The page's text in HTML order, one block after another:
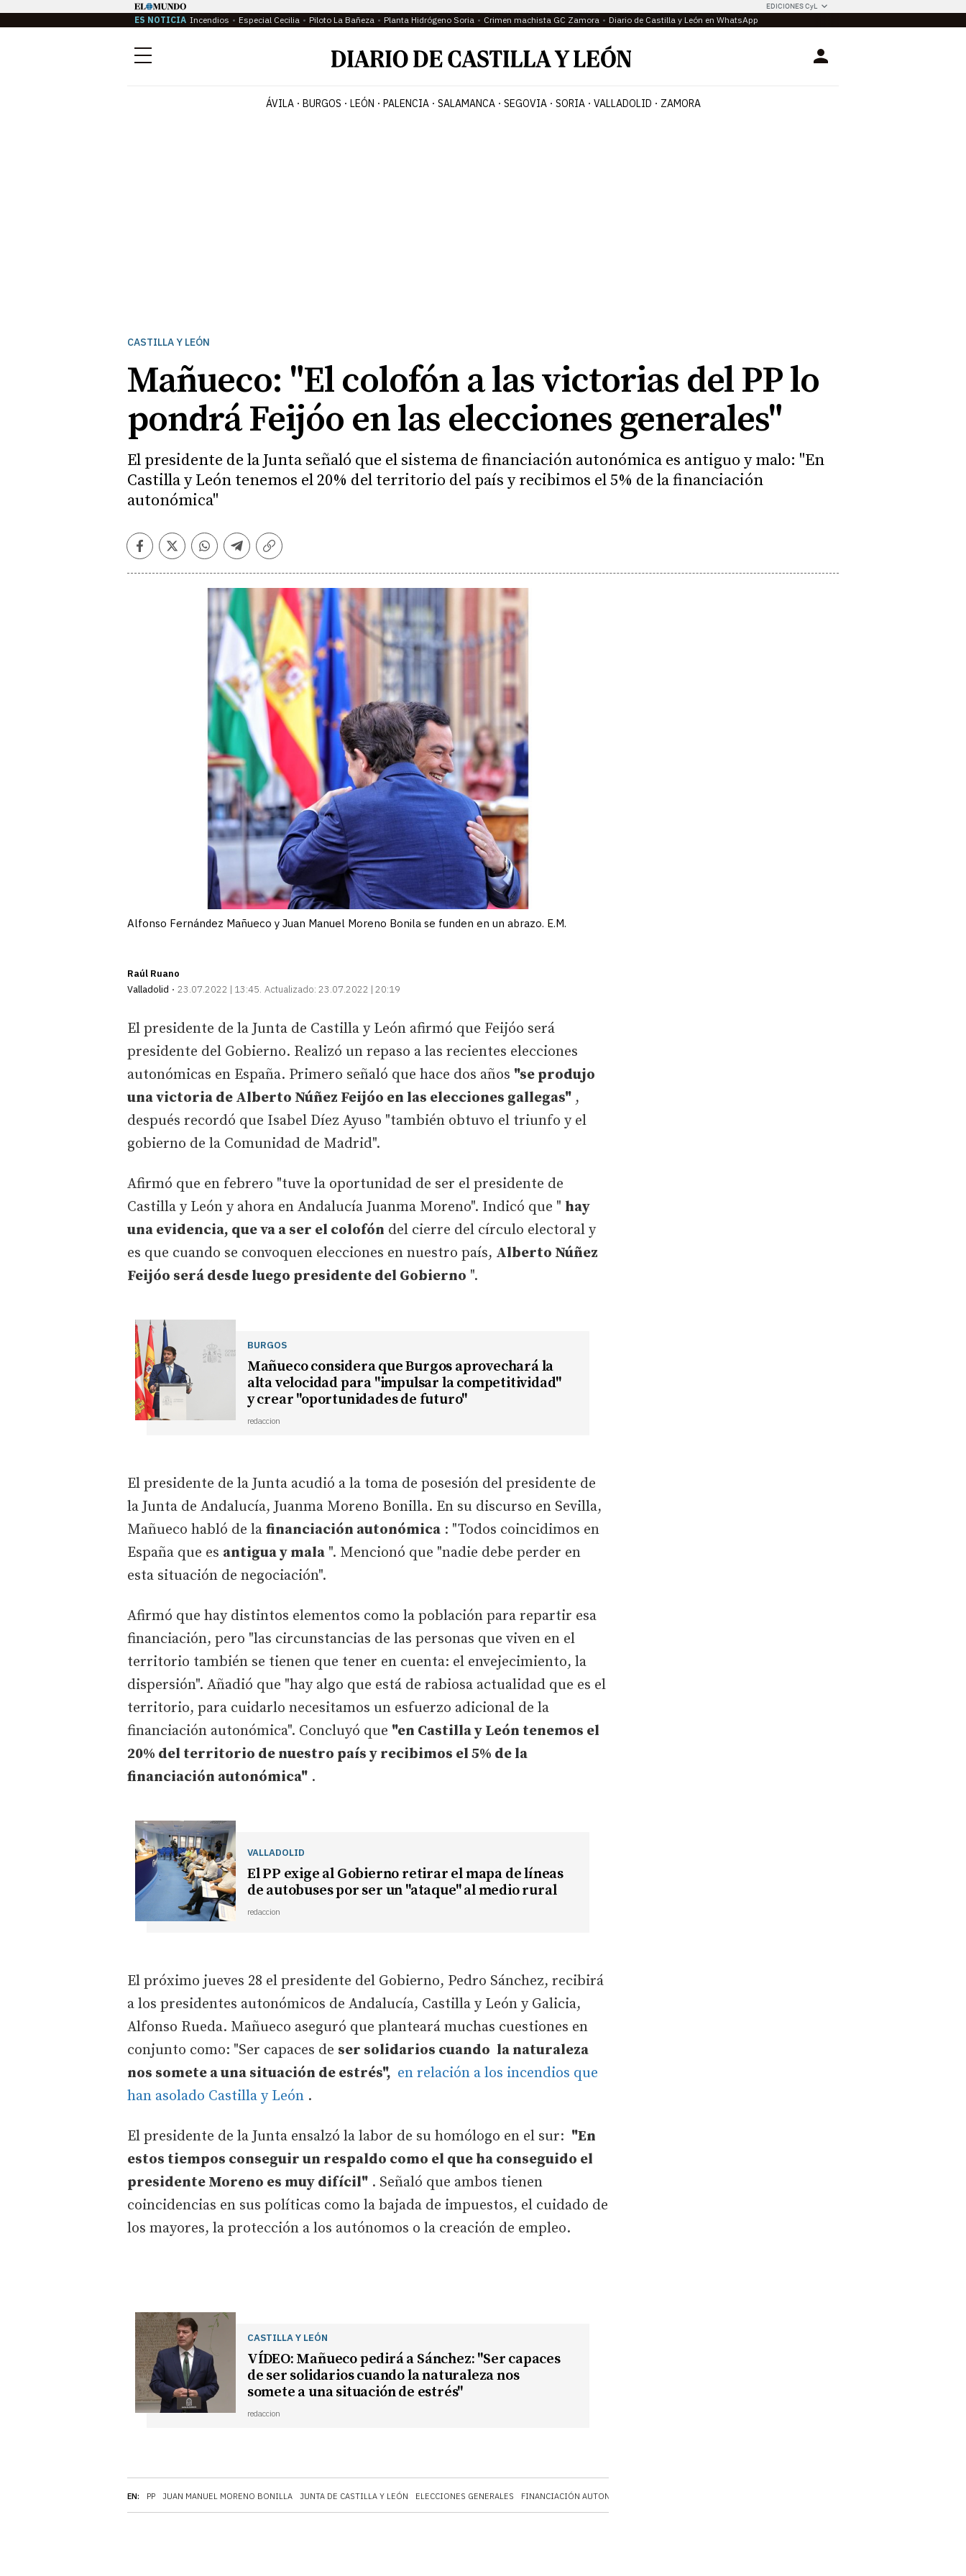
EDICIONES CyL
ES NOTICIA Incendios Especial Cecilia Piloto La Bañeza Planta Hidrógeno Soria Crimen machista GC Zamora Diario de Castilla y León en WhatsApp
Menú Login
ÁVILA BURGOS LEÓN PALENCIA SALAMANCA SEGOVIA SORIA VALLADOLID ZAMORA
CASTILLA Y LEÓN
Mañueco: "El colofón a las victorias del PP lo
pondrá Feijóo en las elecciones generales"
El presidente de la Junta señaló que el sistema de financiación autonómica es antiguo y malo: "En
Castilla y León tenemos el 20% del territorio del país y recibimos el 5% de la financiación
autonómica"
Facebook
TwitterWhatsapp
Telegram
Copiar
Alfonso Fernández Mañueco y Juan Manuel Moreno Bonila se funden en un abrazo. E.M.
Raúl Ruano
Valladolid
23.07.2022 | 13:45 Actualizado: 23.07.2022 | 20:19
EN: PP JUAN MANUEL MORENO BONILLA JUNTA DE CASTILLA Y LEÓN ELECCIONES GENERALES FINANCIACIÓN AUTONÓMICA
El presidente de la Junta de Castilla y León afirmó que Feijóo será
presidente del Gobierno. Realizó un repaso a las recientes elecciones
autonómicas en España. Primero señaló que hace dos años "se produjo
una victoria de Alberto Núñez Feijóo en las elecciones gallegas" ,
después recordó que Isabel Díez Ayuso "también obtuvo el triunfo y el
gobierno de la Comunidad de Madrid".
Afirmó que en febrero "tuve la oportunidad de ser el presidente de
Castilla y León y ahora en Andalucía Juanma Moreno". Indicó que " hay
una evidencia, que va a ser el colofón del cierre del círculo electoral y
es que cuando se convoquen elecciones en nuestro país, Alberto Núñez
Feijóo será desde luego presidente del Gobierno ".
BURGOS
Mañueco considera que Burgos aprovechará la
alta velocidad para "impulsar la competitividad"
y crear "oportunidades de futuro"
redaccion
El presidente de la Junta acudió a la toma de posesión del presidente de
la Junta de Andalucía, Juanma Moreno Bonilla. En su discurso en Sevilla,
Mañueco habló de la financiación autonómica : "Todos coincidimos en
España que es antigua y mala ". Mencionó que "nadie debe perder en
esta situación de negociación".
Afirmó que hay distintos elementos como la población para repartir esa
financiación, pero "las circunstancias de las personas que viven en el
territorio también se tienen que tener en cuenta: el envejecimiento, la
dispersión". Añadió que "hay algo que está de rabiosa actualidad que es el
territorio, para cuidarlo necesitamos un esfuerzo adicional de la
financiación autonómica". Concluyó que "en Castilla y León tenemos el
20% del territorio de nuestro país y recibimos el 5% de la
financiación autonómica" .
VALLADOLID
El PP exige al Gobierno retirar el mapa de líneas
de autobuses por ser un "ataque" al medio rural
redaccion
El próximo jueves 28 el presidente del Gobierno, Pedro Sánchez, recibirá
a los presidentes autonómicos de Andalucía, Castilla y León y Galicia,
Alfonso Rueda. Mañueco aseguró que planteará muchas cuestiones en
conjunto como: "Ser capaces de ser solidarios cuando la naturaleza
nos somete a una situación de estrés", en relación a los incendios que
han asolado Castilla y León .
El presidente de la Junta ensalzó la labor de su homólogo en el sur: "En
estos tiempos conseguir un respaldo como el que ha conseguido el
presidente Moreno es muy difícil" . Señaló que ambos tienen
coincidencias en sus políticas como la bajada de impuestos, el cuidado de
los mayores, la protección a los autónomos o la creación de empleo.
CASTILLA Y LEÓN
VÍDEO: Mañueco pedirá a Sánchez: "Ser capaces
de ser solidarios cuando la naturaleza nos
somete a una situación de estrés"
redaccion